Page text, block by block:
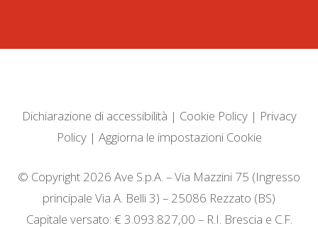
Dichiarazione di accessibilità | Cookie Policy| Privacy
Policy| Aggiorna le impostazioni Cookie
© Copyright 2026 Ave S.p.A. – Via Mazzini 75 (Ingresso
principale Via A. Belli 3) – 25086 Rezzato (BS)
Capitale versato: € 3.093.827,00 – R.I. Brescia e C.F.